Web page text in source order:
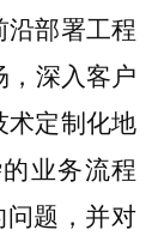
沿部署工程
，深入客户
术定制化地
业务流程
问题，并对